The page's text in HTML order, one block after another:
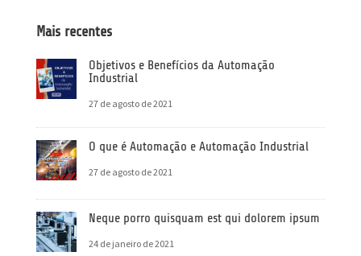
Mais recentes
Objetivos e Benefícios da Automação
Industrial
27 de agosto de 2021
O que é Automação e Automação Industrial
27 de agosto de 2021
Neque porro quisquam est qui dolorem ipsum
24 de janeiro de 2021